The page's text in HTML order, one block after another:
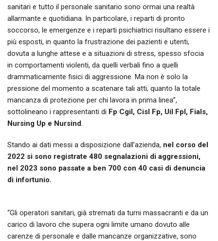
sanitari e tutto il personale sanitario sono ormai una realtà
allarmante e quotidiana. In particolare, i reparti di pronto
soccorso, le emergenze e i reparti psichiatrici risultano essere i
più esposti, in quanto la frustrazione dei pazienti e utenti,
dovuta a lunghe attese e a situazioni di stress, spesso sfocia
in comportamenti violenti, da quelli verbali fino a quelli
drammaticamente fisici di aggressione. Ma non è solo la
pressione del momento a scatenare tali atti, quanto la totale
mancanza di protezione per chi lavora in prima linea”,
sottolineano i rappresentanti di Fp Cgil, Cisl Fp, Uil Fpl, Fials,
Nursing Up e Nursind
Stando ai dati messi a disposizione dall’azienda, nel corso del
2022 si sono registrate 480 segnalazioni di aggressioni,
nel 2023 sono passate a ben 700 con 40 casi di denuncia
di infortunio.
“Gli operatori sanitari, già stremati da turni massacranti e da un
carico di lavoro che supera ogni limite umano dovuto alle
carenze di personale e dalle mancanze organizzative, sono